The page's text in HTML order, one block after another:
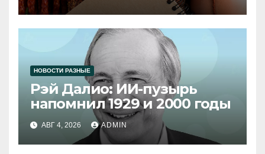
НОВОСТИ РАЗНЫЕ
Рэй Далио: ИИ-пузырь
напомнил 1929 и 2000 годы
АВГ 4, 2026 ADMIN